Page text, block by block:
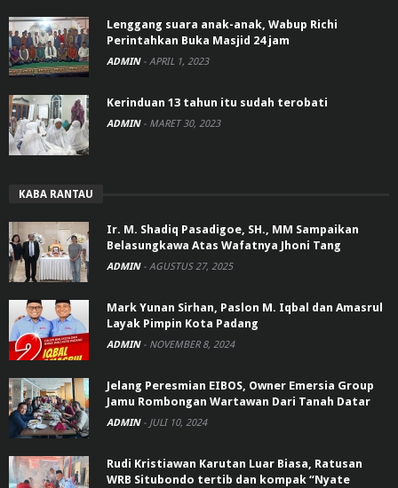
Lenggang suara anak-anak, Wabup Richi
Perintahkan Buka Masjid 24 jam
ADMIN - APRIL 1, 2023
Kerinduan 13 tahun itu sudah terobati
ADMIN - MARET 30, 2023
KABA RANTAU
Ir. M. Shadiq Pasadigoe, SH., MM Sampaikan
Belasungkawa Atas Wafatnya Jhoni Tang
ADMIN - AGUSTUS 27, 2025
Mark Yunan Sirhan, Paslon M. Iqbal dan Amasrul
Layak Pimpin Kota Padang
ADMIN - NOVEMBER 8, 2024
Jelang Peresmian EIBOS, Owner Emersia Group
Jamu Rombongan Wartawan Dari Tanah Datar
ADMIN - JULI 10, 2024
Rudi Kristiawan Karutan Luar Biasa, Ratusan
WRB Situbondo tertib dan kompak “Nyate